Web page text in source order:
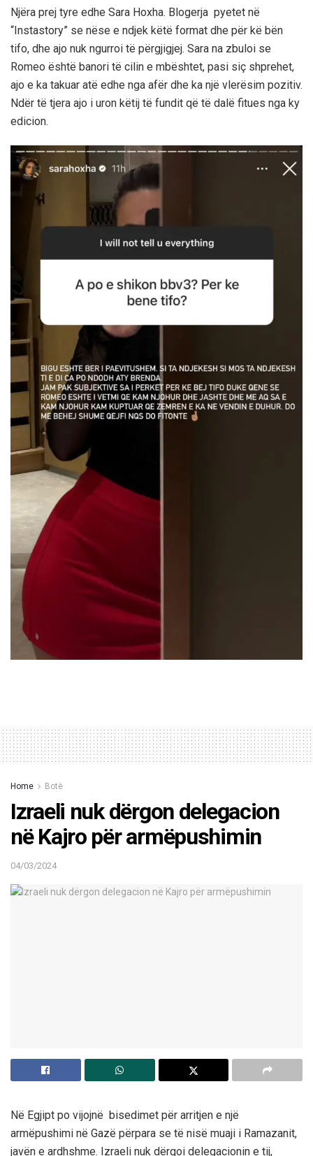
Njëra prej tyre edhe Sara Hoxha. Blogerja pyetet në
“Instastory” se nëse e ndjek këtë format dhe për kë bën
tifo, dhe ajo nuk ngurroi të përgjigjej. Sara na zbuloi se
Romeo është banori të cilin e mbështet, pasi siç shprehet,
ajo e ka takuar atë edhe nga afër dhe ka një vlerësim pozitiv.
Ndër të tjera ajo i uron këtij të fundit që të dalë fitues nga ky
edicion.
Home Botë
Izraeli nuk dërgon delegacion
në Kajro për armëpushimin
04/03/2024
Në Egjipt po vijojnë bisedimet për arritjen e një
armëpushimi në Gazë përpara se të nisë muaji i Ramazanit,
javën e ardhshme. Izraeli nuk dërgoi delegacionin e tij,